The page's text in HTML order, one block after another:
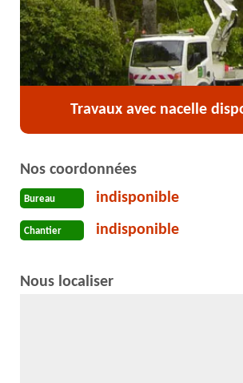
Travaux avec nacelle
Nos coordonnées
Bureau indisponible
Chantier indisponible
Nous localiser